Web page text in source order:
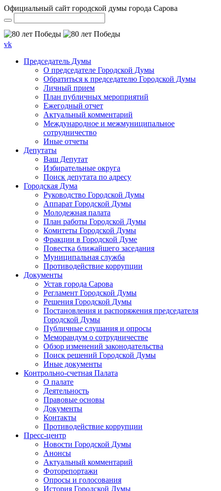
Официальный сайт городской думы города Сарова
vk
Председатель Думы
О председателе Городской Думы
Обратиться к председателю Городской Думы
Личный прием
План публичных мероприятий
Ежегодный отчет
Актуальный комментарий
Международное и межмуниципальное
сотрудничество
Иные отчеты
Депутаты
Ваш Депутат
Избирательные округа
Поиск депутата по адресу
Городская Дума
Руководство Городской Думы
Аппарат Городской Думы
Молодежная палата
План работы Городской Думы
Комитеты Городской Думы
Фракции в Городской Думе
Повестка ближайшего заседания
Муниципальная служба
Противодействие коррупции
Документы
Устав города Сарова
Регламент Городской Думы
Решения Городской Думы
Постановления и распоряжения председателя
Городской Думы
Публичные слушания и опросы
Меморандум о сотрудничестве
Обзор изменений законодательства
Поиск решений Городской Думы
Иные документы
Контрольно-счетная Палата
О палате
Деятельность
Правовые основы
Документы
Контакты
Противодействие коррупции
Пресс-центр
Новости Городской Думы
Анонсы
Актуальный комментарий
Фоторепортажи
Опросы и голосования
История Городской Думы